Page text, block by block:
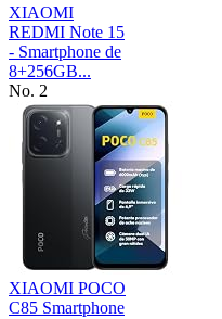
XIAOMI
REDMI Note 15
- Smartphone de
8+256GB...
No. 2
XIAOMI POCO
C85 Smartphone